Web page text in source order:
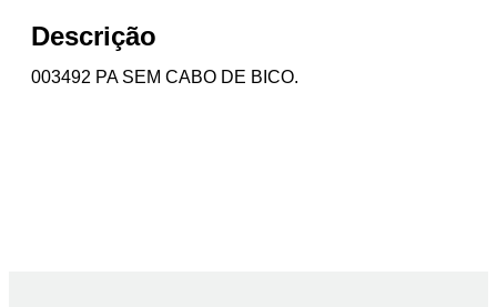
Descrição
003492 PA SEM CABO DE BICO.